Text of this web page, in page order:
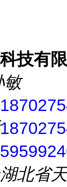
技有
敏
湖北省